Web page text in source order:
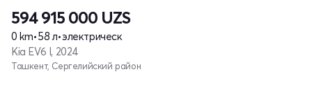
594 915 000 UZS
0 km•58 л•электрическ
Kia EV6 I, 2024
Ташкент, Сергелийский район